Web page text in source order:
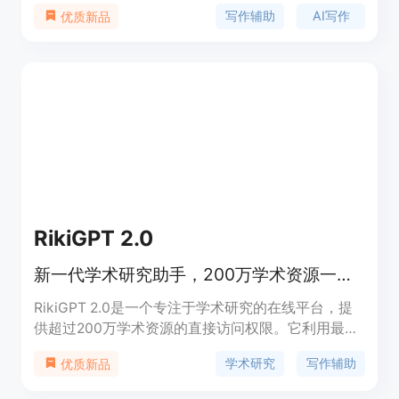
定、文献真实可查等。产品定位为学术写作辅助工
优质新品 写作辅助 AI写作
RikiGPT 2.0
新一代学术研究助手，200万学术资源一键访问。
RikiGPT 2.0是一个专注于学术研究的在线平台，提
供超过200万学术资源的直接访问权限。它利用最新
的写作体验。用户可以添加自己的参考文献列表，以
优质新品 学术研究 写作辅助